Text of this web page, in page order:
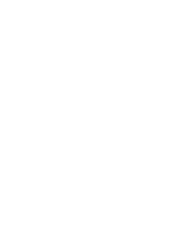
påverkar klimatet motsvarande